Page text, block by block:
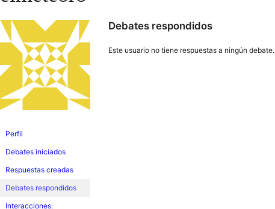
contenido
Perfil
Debates iniciados
Respuestas creadas
Debates respondidos
Interacciones:
Debates respondidos
Este usuario no tiene respuestas a ningún debate.